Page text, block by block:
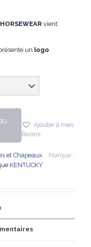
vient
un logo
Ajouter à mes
favoris
et Chapeaux
Marque :
KENTUCKY